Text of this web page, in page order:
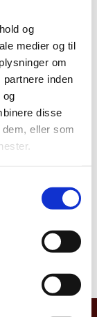
og
medier og til
om
inden
og
disse
eller som
kan oplyses
Såfremt du har
som
at du
dig ind, og
på
og det er
at
det betyde, at